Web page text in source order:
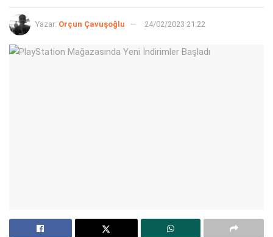
Yazar: Orçun Çavuşoğlu 24/02/2023 21:22